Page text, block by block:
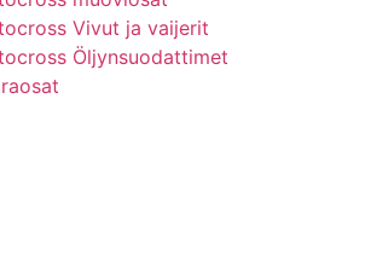
Vivut ja vaijerit
Öljynsuodattimet